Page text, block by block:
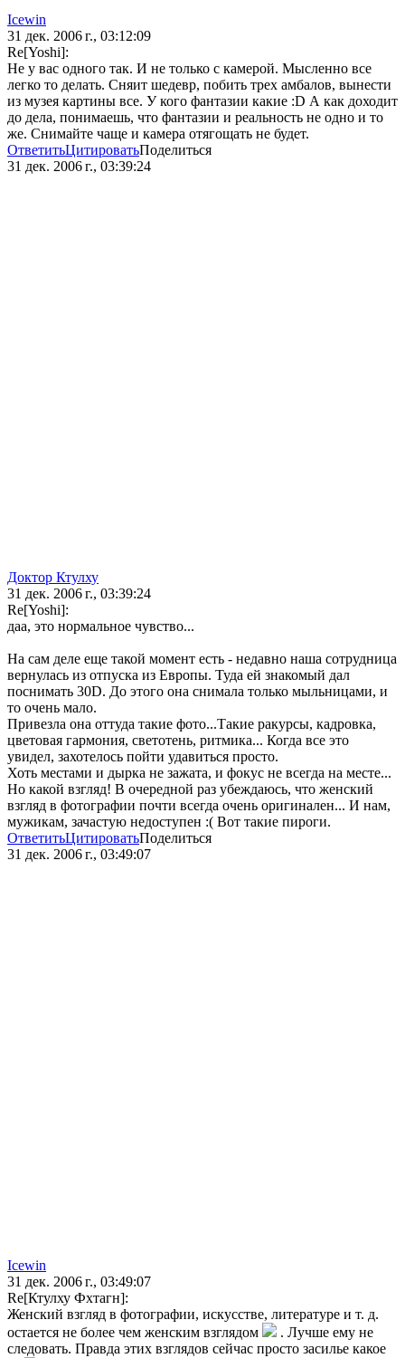
Icewin
31 дек. 2006 г., 03:12:09
Re[Yoshi]:
Не у вас одного так. И не только с камерой. Мысленно все
легко то делать. Сняит шедевр, побить трех амбалов, вынести
из музея картины все. У кого фантазии какие :D А как доходит
до дела, понимаешь, что фантазии и реальность не одно и то
же. Снимайте чаще и камера отягощать не будет.
ОтветитьЦитироватьПоделиться
31 дек. 2006 г., 03:39:24
Доктор Ктулху
31 дек. 2006 г., 03:39:24
Re[Yoshi]:
даа, это нормальное чувство...
На сам деле еще такой момент есть - недавно наша сотрудница
вернулась из отпуска из Европы. Туда ей знакомый дал
поснимать 30D. До этого она снимала только мыльницами, и
то очень мало.
Привезла она оттуда такие фото...Такие ракурсы, кадровка,
цветовая гармония, светотень, ритмика... Когда все это
увидел, захотелось пойти удавиться просто.
Хоть местами и дырка не зажата, и фокус не всегда на месте...
Но какой взгляд! В очередной раз убеждаюсь, что женский
взгляд в фотографии почти всегда очень оригинален... И нам,
мужикам, зачастую недоступен :( Вот такие пироги.
ОтветитьЦитироватьПоделиться
31 дек. 2006 г., 03:49:07
Icewin
31 дек. 2006 г., 03:49:07
Re[Ктулху Фхтагн]:
Женский взгляд в фотографии, искусстве, литературе и т. д.
остается не более чем женским взглядом
. Лучше ему не
следовать. Правда этих взглядов сейчас просто засилье какое